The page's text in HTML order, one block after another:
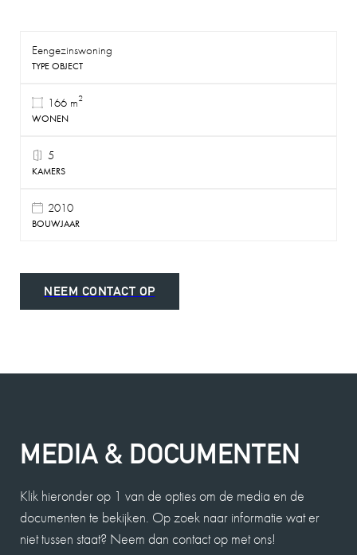
Eengezinswoning
TYPE OBJECT
166 m2
WONEN
5
KAMERS
2010
BOUWJAAR
NEEM CONTACT OP
MEDIA & DOCUMENTEN
Klik hieronder op 1 van de opties om de media en de
documenten te bekijken. Op zoek naar informatie wat er
niet tussen staat? Neem dan contact op met ons!